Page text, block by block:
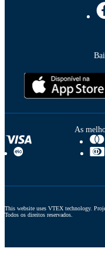
As
This website uses VTEX technology.
Todos os direitos reservados.